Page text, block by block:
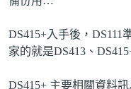
DS415+入手後，DS111
家的就是DS413、
DS415+ 主要相關資料訊